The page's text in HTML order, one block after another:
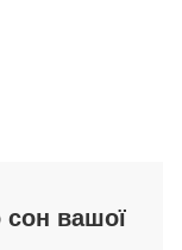
сон вашої